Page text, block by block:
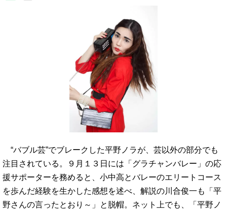
“バブル芸”でブレークした平野ノラが、芸以外の部分でも
注目されている。９月１３日には「グラチャンバレー」の応
援サポーターを務めると、小中高とバレーのエリートコース
を歩んだ経験を生かした感想を述べ、解説の川合俊一も「平
野さんの言ったとおり～」と脱帽。ネット上でも、「平野ノ